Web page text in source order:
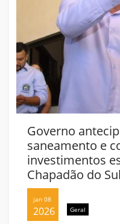
Governo
saneamento e
investimentos
Chapadão do Sul
jan 08
2026 Geral